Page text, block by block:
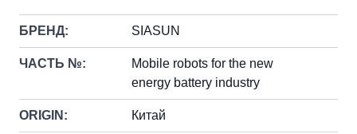
БРЕНД: SIASUN
ЧАСТЬ №:
Mobile robots for the new
energy battery industry
ORIGIN: Китай